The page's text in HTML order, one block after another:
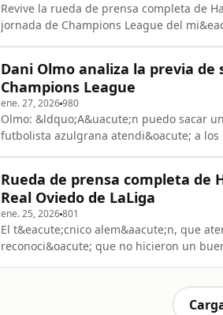
Revive la rueda de prensa completa de
jornada de Champions League del
Dani Olmo analiza la previa
Champions League
ene. 27, 2026980
Olmo: &ldquo;A&uacute;n puedo sacar
futbolista azulgrana atendi&oacute; a
Rueda de prensa completa de
Real Oviedo de LaLiga
ene. 25, 2026801
El t&eacute;cnico alem&aacute;n, que
reconoci&oacute; que no hicieron un